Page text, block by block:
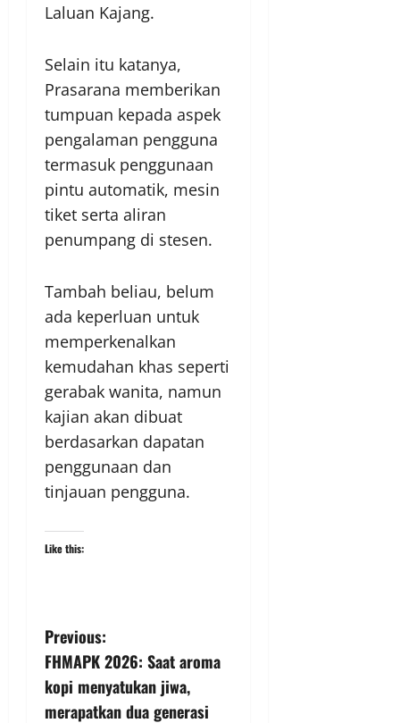
Laluan Kajang.
Selain itu katanya,
Prasarana memberikan
tumpuan kepada aspek
pengalaman pengguna
termasuk penggunaan
pintu automatik, mesin
tiket serta aliran
penumpang di stesen.
Tambah beliau, belum
ada keperluan untuk
memperkenalkan
kemudahan khas seperti
gerabak wanita, namun
kajian akan dibuat
berdasarkan dapatan
penggunaan dan
tinjauan pengguna.
Like this:
Previous:
FHMAPK 2026: Saat aroma
kopi menyatukan jiwa,
merapatkan dua generasi